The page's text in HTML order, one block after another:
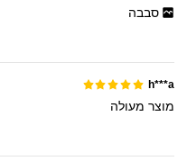
סבבה
h***a
מוצר מעולה